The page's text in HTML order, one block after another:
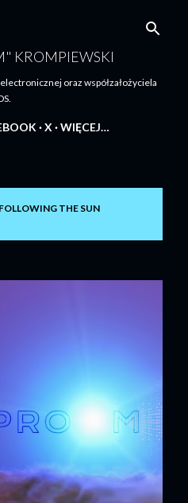
KROMPIEWSKI
oraz współzałożyciela
X WIĘCEJ…
FOLLOWING THE SUN